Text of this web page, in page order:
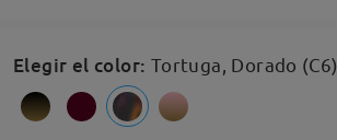
Elegir el color: Tortuga, Dorado (C6)